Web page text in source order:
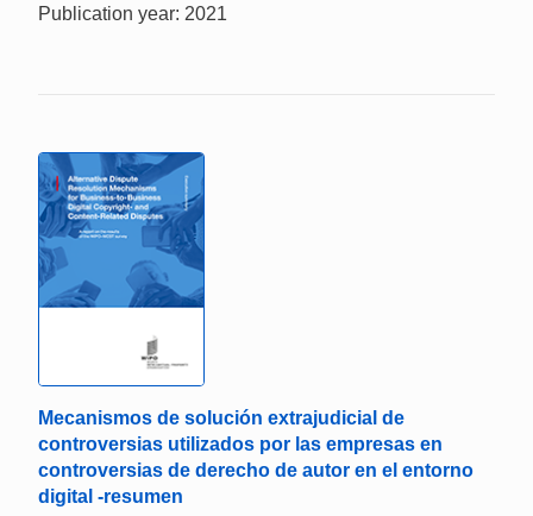
Publication year: 2021
Mecanismos de solución extrajudicial de
controversias utilizados por las empresas en
controversias de derecho de autor en el entorno
digital -resumen